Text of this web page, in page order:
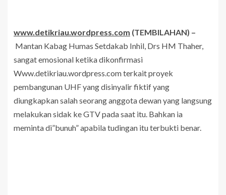
www.detikriau.wordpress.com (TEMBILAHAN) –
Mantan Kabag Humas Setdakab Inhil, Drs HM Thaher,
sangat emosional ketika dikonfirmasi
Www.detikriau.wordpress.com terkait proyek
pembangunan UHF yang disinyalir fiktif yang
diungkapkan salah seorang anggota dewan yang langsung
melakukan sidak ke GTV pada saat itu. Bahkan ia
meminta di”bunuh” apabila tudingan itu terbukti benar.